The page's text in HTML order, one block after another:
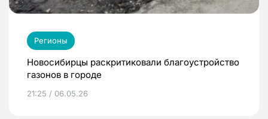
Регионы
Новосибирцы раскритиковали благоустройство
газонов в городе
21:25 / 06.05.26